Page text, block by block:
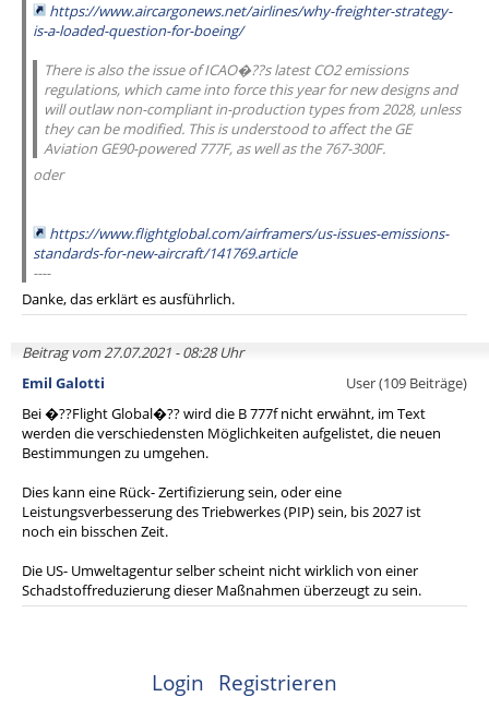
https://www.aircargonews.net/airlines/why-freighter-strategy-
is-a-loaded-question-for-boeing/
There is also the issue of ICAO�??s latest CO2 emissions
regulations, which came into force this year for new designs and
will outlaw non-compliant in-production types from 2028, unless
they can be modified. This is understood to affect the GE
Aviation GE90-powered 777F, as well as the 767-300F.
oder
https://www.flightglobal.com/airframers/us-issues-emissions-
standards-for-new-aircraft/141769.article
----
Danke, das erklärt es ausführlich.
Beitrag vom 27.07.2021 - 08:28 Uhr
Emil Galotti
User (109 Beiträge)
Bei �??Flight Global�?? wird die B 777f nicht erwähnt, im Text
werden die verschiedensten Möglichkeiten aufgelistet, die neuen
Bestimmungen zu umgehen.
Dies kann eine Rück- Zertifizierung sein, oder eine
Leistungsverbesserung des Triebwerkes (PIP) sein, bis 2027 ist
noch ein bisschen Zeit.
Die US- Umweltagentur selber scheint nicht wirklich von einer
Schadstoffreduzierung dieser Maßnahmen überzeugt zu sein.
Login Registrieren